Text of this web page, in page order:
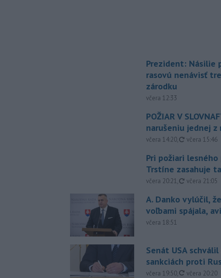
Prezident: Násilie
rasovú nenávisť
zárodku
včera 12:33
POŽIAR V
narušeniu jednej z
včera 14:20, aktualizované
včera 15:46
Pri požiari
Trstíne zasahuje
včera 20:21, aktualizované
včera 21:05
A. Danko vylúčil,
voľbami spájala,
včera 18:51
Senát USA
sankciách proti
včera 19:50, aktualizované
včera 20:20